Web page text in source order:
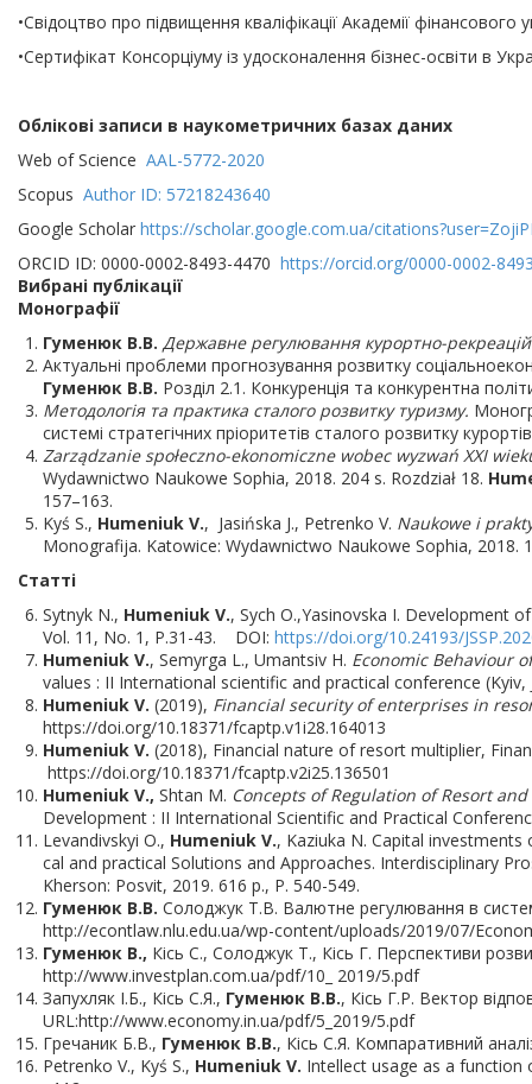
•Свідоцтво про підвищення кваліфікації Академії фінансового
•Сертифікат Консорціуму із удосконалення бізнес-освіти в
Облікові записи в наукометричних базах даних
Web of Science AAL-5772-2020
Scopus Author ID: 57218243640
Google Scholar https://scholar.google.com.ua/
ORCID ID: 0000-0002-8493-4470 https://orcid.org/0000-0002-
Вибрані публікації
Монографії
Гуменюк В.В. Державне регулювання курортно-
Актуальні проблеми прогнозування розвитку
Гуменюк В.В. Розділ 2.1. Конкуренція та конкурентна
Методологія та практика сталого розвитку туризму.
системі стратегічних пріоритетів сталого розвитку
Zarządzanie społeczno-ekonomiczne wobec wyzwań XXI
Wydawnictwo Naukowe Sophia, 2018. 204 s. Rozdział 18.
157–163.
Kyś S., Humeniuk V., Jasińska J., Petrenkо V. Naukowe i
Monografija. Katowice: Wydawnictwo Naukowe Sophia, 2018.
Статті
Sytnyk N., Humeniuk V., Sych O.,Yasinovska I. Development
Vol. 11, No. 1, P.31-43. DOI: https://doi.org/10.24193/
Humeniuk V., Semyrga L., Umantsiv H. Economic Behaviour
values : ІІ International scientific and practical conference
Humeniuk V. (2019), Financial security of enterprises in
https://doi.org/10.18371/fcaptp.v1i28.164013
Humeniuk V. (2018), Financial nature of resort multiplier,
https://doi.org/10.18371/fcaptp.v2i25.136501
Humeniuk V., Shtan M. Concepts of Regulation of Resort
Development : II International Scientific and Practical
Levandivskyi O., Humeniuk V., Kaziuka N. Capital
cal and practical Solutions and Approaches. Interdisciplinary
Kherson: Posvit, 2019. 616 p., P. 540-549.
Гуменюк В.В. Солоджук Т.В. Валютне регулювання в
http://econtlaw.nlu.edu.ua/wp-content/uploads/2019/07/
Гуменюк В., Кісь С., Солоджук Т., Кісь Г. Перспективи
http://www.investplan.com.ua/pdf/10_ 2019/5.pdf
Запухляк І.Б., Кісь С.Я., Гуменюк В.В., Кісь Г.Р. Вектор
URL:http://www.economy.in.ua/pdf/5_2019/5.pdf
Гречаник Б.В., Гуменюк В.В., Кісь С.Я. Компаративний
Petrenko V., Kyś S., Humeniuk V. Intellect usage as a